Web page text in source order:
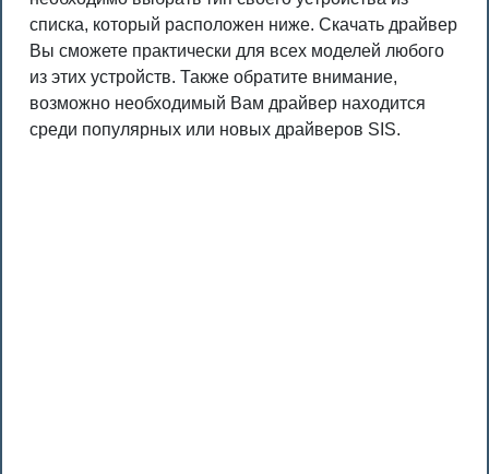
списка, который расположен ниже. Скачать драйвер
Вы сможете практически для всех моделей любого
из этих устройств. Также обратите внимание,
возможно необходимый Вам драйвер находится
среди популярных или новых драйверов SIS.